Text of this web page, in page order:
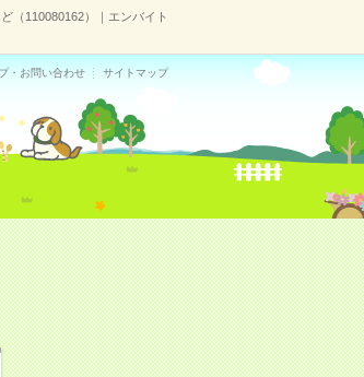
（110080162）｜エンバイト
・お問い合わせ サイトマップ